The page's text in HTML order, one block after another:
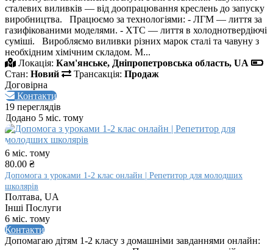
сталевих виливків — від доопрацювання креслень до запуску
виробництва. Працюємо за технологіями: - ЛГМ — лиття за
газифікованими моделями. - ХТС — лиття в холоднотвердіючі
суміші. Виробляємо виливки різних марок сталі та чавуну з
необхідним хімічним складом. М...
Локація: Кам'янське, Дніпропетровська область, UA
Стан: Новий Трансакція: Продаж
Договірна
Контакти
19 переглядів
Додано 5 міс. тому
6 міс. тому
80.00 ₴
Допомога з уроками 1-2 клас онлайн | Репетитор для молодших
школярів
Полтава, UA
Інші Послуги
6 міс. тому
Контакти
Допомагаю дітям 1-2 класу з домашніми завданнями онлайн: